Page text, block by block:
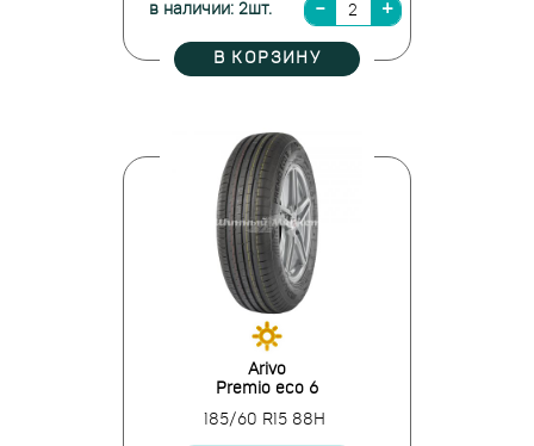
в наличии: 2шт.
В КОРЗИНУ
Arivo
Premio eco 6
185/60 R15 88H